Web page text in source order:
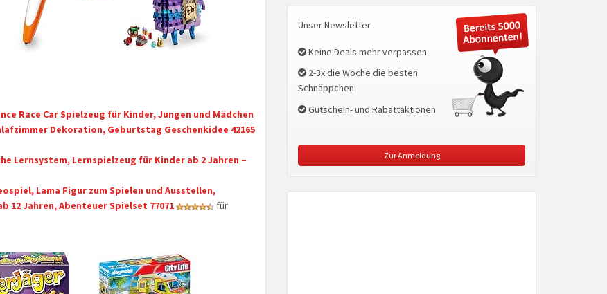
Race Car Spielzeug für Kinder, Jungen und Mädchen
Dekoration, Geburtstag Geschenkidee 42165
Lernsystem, Lernspielzeug für Kinder ab 2 Jahren –
Lama Figur zum Spielen und Ausstellen,
12 Jahren, Abenteuer Spielset 77071
für
Unser Newsletter
Keine Deals mehr verpassen
2-3x die Woche die besten
Schnäppchen
Gutschein- und Rabattaktionen
Zur Anmeldung